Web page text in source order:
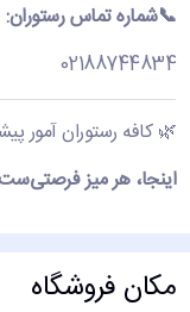
📞شماره تماس رستوران:
02188744834
🌿 کافه رستوران آمور
اینجا، هر میز
مکان فروشگاه